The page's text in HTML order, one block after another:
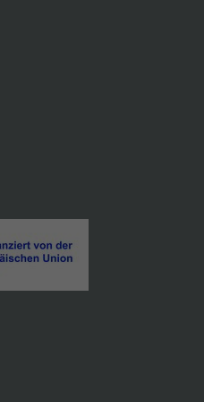
consectetuer
penatibus et magnis
ridiculus mus.